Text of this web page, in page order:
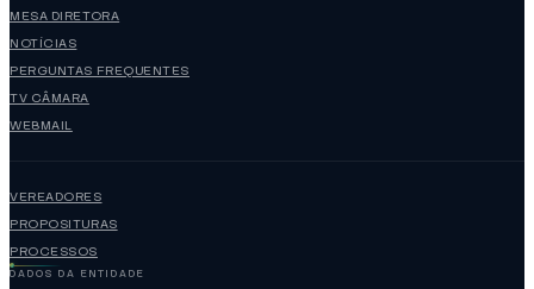
MESA DIRETORA
NOTÍCIAS
PERGUNTAS FREQUENTES
TV CÂMARA
WEBMAIL
VEREADORES
PROPOSITURAS
PROCESSOS
DADOS DA ENTIDADE